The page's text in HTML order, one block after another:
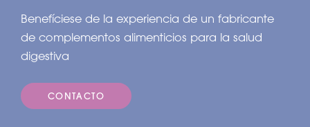
Benefíciese de la experiencia de un fabricante
de complementos alimenticios para la salud
digestiva
CONTACTO